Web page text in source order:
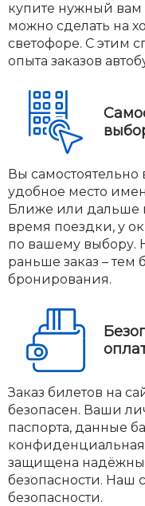
купите нужный вам
можно сделать на
светофоре. С этим
опыта заказов
Вы
удобное место
Ближе или дальше
время поездки, у
по вашему выбору.
раньше заказ – тем
бронирования.
Заказ билетов на
безопасен. Ваши
паспорта, данные
защищена
безопасности. Наш
безопасности.